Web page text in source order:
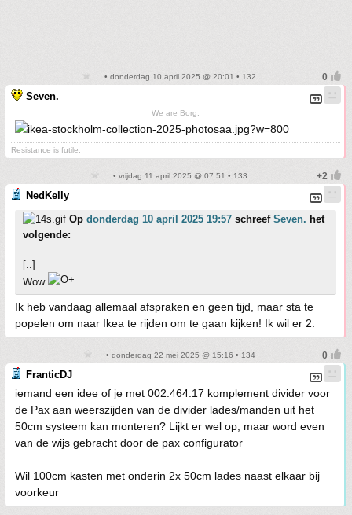
• donderdag 10 april 2025 @ 20:01 • 132
Seven.
We are Borg.
Resistance is futile.
• vrijdag 11 april 2025 @ 07:51 • 133
NedKelly
Op donderdag 10 april 2025 19:57 schreef Seven. het
volgende:
[..]
Wow
Ik heb vandaag allemaal afspraken en geen tijd, maar sta te
popelen om naar Ikea te rijden om te gaan kijken! Ik wil er 2.
• donderdag 22 mei 2025 @ 15:16 • 134
FranticDJ
iemand een idee of je met 002.464.17 komplement divider voor
de Pax aan weerszijden van de divider lades/manden uit het
50cm systeem kan monteren? Lijkt er wel op, maar word even
van de wijs gebracht door de pax configurator
Wil 100cm kasten met onderin 2x 50cm lades naast elkaar bij
voorkeur